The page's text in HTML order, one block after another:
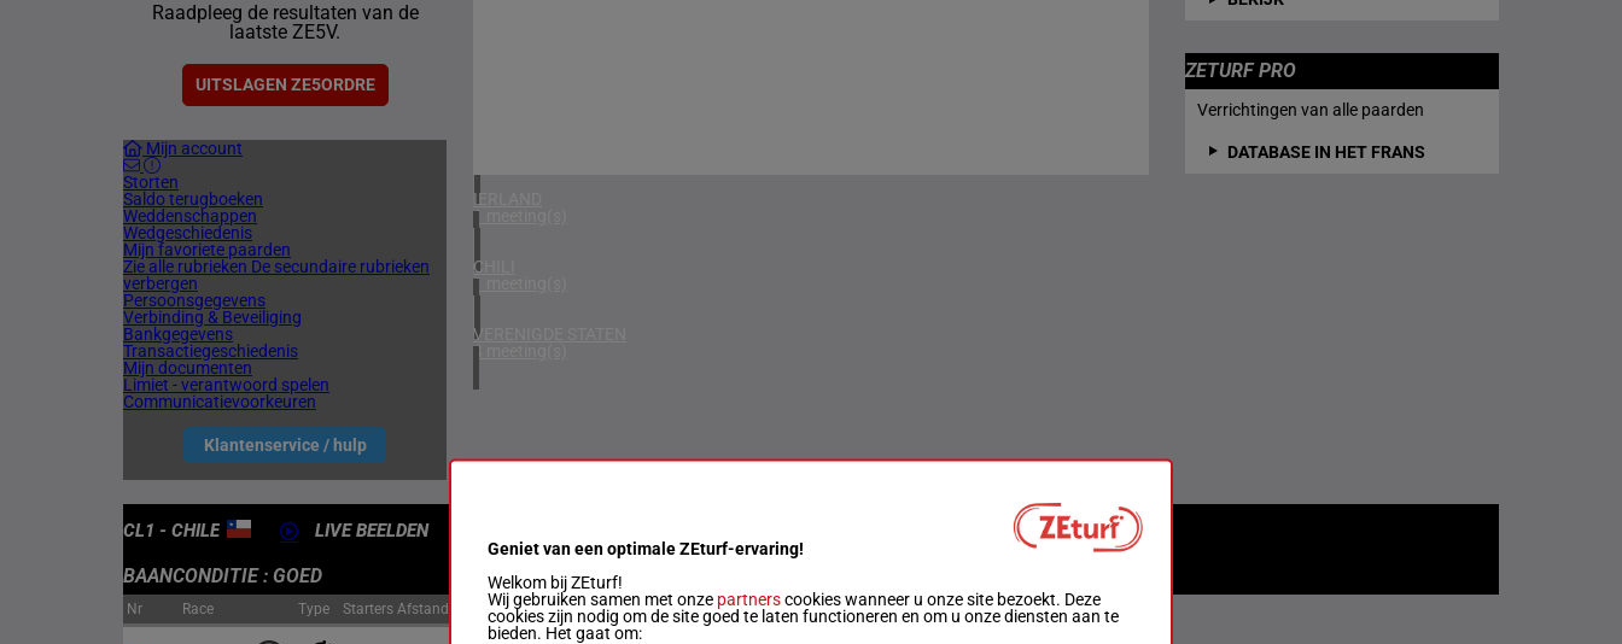
Raadpleeg de resultaten van de
laatste ZE5V.
UITSLAGEN ZE5ORDRE
Mijn account
Storten
Saldo terugboeken
Weddenschappen
Wedgeschiedenis
Mijn favoriete paarden
Zie alle rubrieken De secundaire rubrieken
verbergen
Persoonsgegevens
Verbinding & Beveiliging
Bankgegevens
Transactiegeschiedenis
Mijn documenten
Limiet - verantwoord spelen
Communicatievoorkeuren
Klantenservice / hulp
IERLAND
1 meeting(s)
CHILI
1 meeting(s)
VERENIGDE STATEN
4 meeting(s)
ZETURF PRO
Verrichtingen van alle paarden
DATABASE IN HET FRANS
CL1 - CHILE LIVE BEELDEN
BAANCONDITIE : GOED
Nr Race Type Starters Afstand Uitslag
Geniet van een optimale ZEturf-ervaring!
Welkom bij ZEturf!
Wij gebruiken samen met onze partnerscookies wanneer u onze site bezoekt. Deze
cookies zijn nodig om de site goed te laten functioneren en om u onze diensten aan te
bieden. Het gaat om: